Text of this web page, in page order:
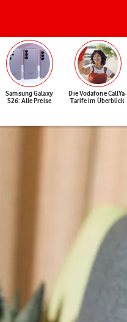
Samsung Galaxy
S26: Alle Preise
Die Vodafone CallYa-
Tarife im Überblick